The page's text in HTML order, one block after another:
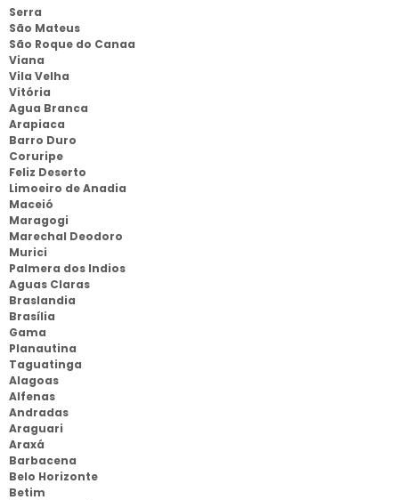
Serra
São Mateus
São Roque do Canaa
Viana
Vila Velha
Vitória
Agua Branca
Arapiaca
Barro Duro
Coruripe
Feliz Deserto
Limoeiro de Anadia
Maceió
Maragogi
Marechal Deodoro
Murici
Palmera dos Indios
Aguas Claras
Braslandia
Brasília
Gama
Planautina
Taguatinga
Alagoas
Alfenas
Andradas
Araguari
Araxá
Barbacena
Belo Horizonte
Betim